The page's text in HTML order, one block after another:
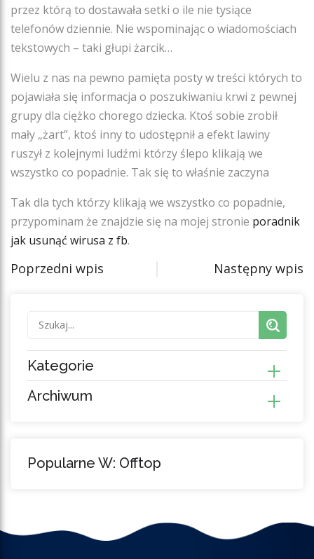
przez którą to dostawała setki o ile nie tysiące
telefonów dziennie. Nie wspominając o wiadomościach
tekstowych – taki głupi żarcik…
Wielu z nas na pewno pamięta posty w treści których to
pojawiała się informacja o poszukiwaniu krwi z pewnej
grupy dla ciężko chorego dziecka. Ktoś sobie zrobił
mały „żart”, ktoś inny to udostępnił a efekt lawiny
ruszył z kolejnymi ludźmi którzy ślepo klikają we
wszystko co popadnie. Tak się to właśnie zaczyna
Tak dla tych którzy klikają we wszystko co popadnie,
przypominam że znajdzie się na mojej stronie poradnik
jak usunąć wirusa z fb.
Poprzedni wpis Następny wpis
Kategorie
Archiwum
Popularne W: Offtop